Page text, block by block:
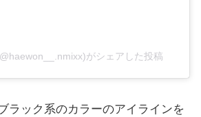
がシェアした投稿
ラック系のカラーのアイラインを